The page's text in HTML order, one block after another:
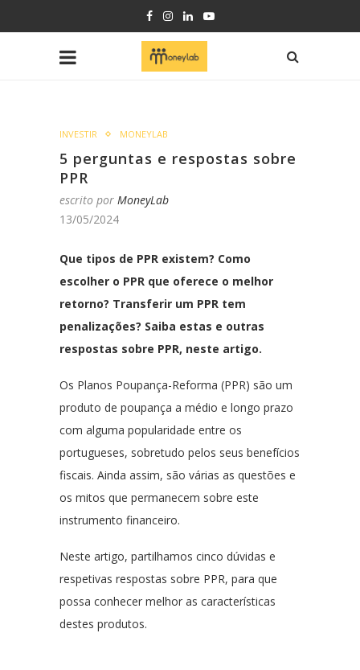
INVESTIR MONEYLAB
5 perguntas e respostas sobre
PPR
escrito por MoneyLab
13/05/2024
Que tipos de PPR existem? Como
escolher o PPR que oferece o melhor
retorno? Transferir um PPR tem
penalizações? Saiba estas e outras
respostas sobre PPR, neste artigo.
Os Planos Poupança-Reforma (PPR) são um
produto de poupança a médio e longo prazo
com alguma popularidade entre os
portugueses, sobretudo pelos seus benefícios
fiscais. Ainda assim, são várias as questões e
os mitos que permanecem sobre este
instrumento financeiro.
Neste artigo, partilhamos cinco dúvidas e
respetivas respostas sobre PPR, para que
possa conhecer melhor as características
destes produtos.